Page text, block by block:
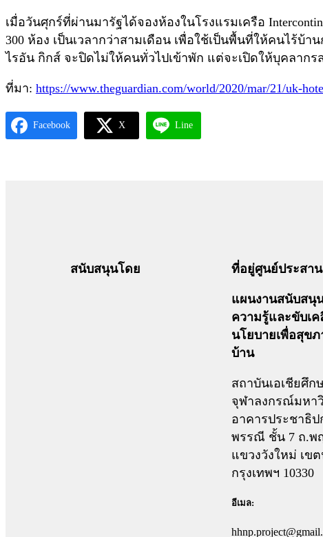
เมื่อวันศุกร์ที่ผ่านมารัฐได้จองห้องในโรงแรมเครือ
300 ห้อง เป็นเวลากว่าสามเดือน เพื่อใช้เป็นพื้นที่ให้คนไร้บ้
ไรอัน กิกส์ จะปิดไม่ให้คนทั่วไปเข้าพัก แต่จะเปิดให้บุคลาก
ที่มา: https://www.theguardian.com/world/2020/mar/21/uk-
Facebook X Line
สนับสนุนโดย ที่อยู่ศูนย์ประสา
แผนงานสนับสนุ
ความรู้และขับเ
นโยบายเพื่อสุขภ
บ้าน
สถาบันเอเชียศึก
จุฬาลงกรณ์มหา
อาคารประชาธิป
พรรณี ชั้น 7 ถ.พ
แขวงวังใหม่ เข
กรุงเทพฯ 10330
อีเมล: